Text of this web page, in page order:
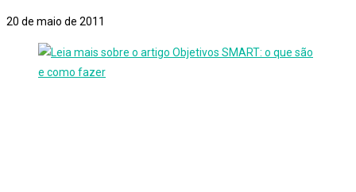
20 de maio de 2011